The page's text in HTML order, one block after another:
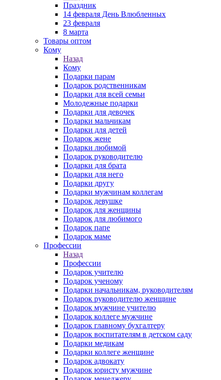
Праздник
14 февраля День Влюбленных
23 февраля
8 марта
Товары оптом
Кому
Назад
Кому
Подарки парам
Подарок родственникам
Подарки для всей семьи
Молодежные подарки
Подарки для девочек
Подарки мальчикам
Подарки для детей
Подарок жене
Подарки любимой
Подарок руководителю
Подарки для брата
Подарки для него
Подарки другу
Подарки мужчинам коллегам
Подарок девушке
Подарок для женщины
Подарок для любимого
Подарок папе
Подарок маме
Профессии
Назад
Профессии
Подарок учителю
Подарок ученому
Подарки начальникам, руководителям
Подарок руководителю женщине
Подарок мужчине учителю
Подарок коллеге мужчине
Подарок главному бухгалтеру
Подарок воспитателям в детском саду
Подарки медикам
Подарки коллеге женщине
Подарок адвокату
Подарок юристу мужчине